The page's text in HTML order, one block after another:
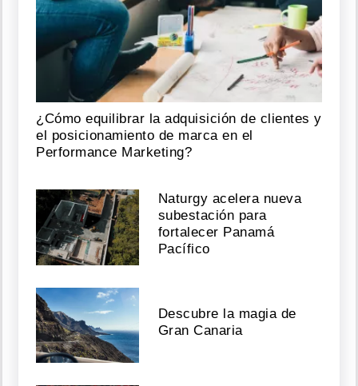
¿Cómo equilibrar la adquisición de clientes y
el posicionamiento de marca en el
Performance Marketing?
Naturgy acelera nueva
subestación para
fortalecer Panamá
Pacífico
Descubre la magia de
Gran Canaria